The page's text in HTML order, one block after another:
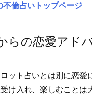
不倫占いトップページ
らの恋愛アド
ット占いとは別に恋
け入れ、楽しむことは